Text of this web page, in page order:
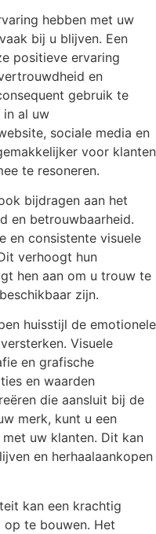
hebben met uw
bij u blijven. Een
positieve ervaring
en
gebruik te
in al uw
sociale media en
voor klanten
te resoneren.
bijdragen aan het
en betrouwbaarheid.
en consistente visuele
verhoogt hun
hen aan om u trouw te
zijn.
huisstijl de emotionele
Visuele
en grafische
en waarden
die aansluit bij de
merk, kunt u een
uw klanten. Dit kan
en herhaalaankopen
kan een krachtig
te bouwen. Het